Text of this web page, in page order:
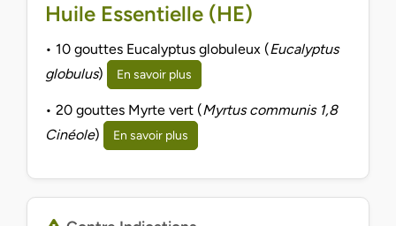
Huile Essentielle (HE)
• 10 gouttes Eucalyptus globuleux (Eucalyptus
globulus) En savoir plus
• 20 gouttes Myrte vert (Myrtus communis 1,8
Cinéole) En savoir plus